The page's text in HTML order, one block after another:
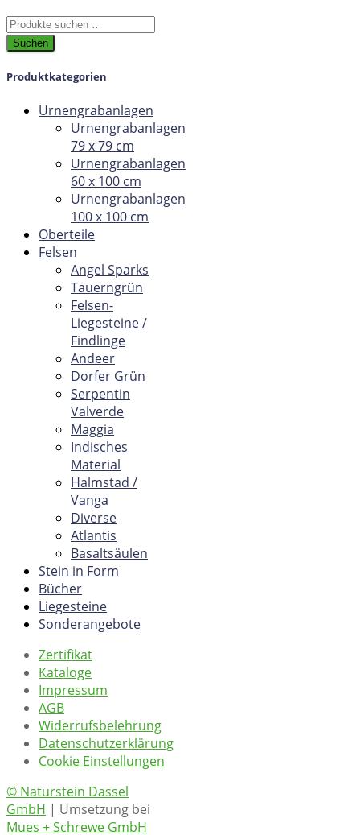
Suchen
nach:
Suchen
Produktkategorien
Urnengrabanlagen
Urnengrabanlagen
79 x 79 cm
Urnengrabanlagen
60 x 100 cm
Urnengrabanlagen
100 x 100 cm
Oberteile
Felsen
Angel Sparks
Tauerngrün
Felsen-
Liegesteine /
Findlinge
Andeer
Dorfer Grün
Serpentin
Valverde
Maggia
Indisches
Material
Halmstad /
Vanga
Diverse
Atlantis
Basaltsäulen
Stein in Form
Bücher
Liegesteine
Sonderangebote
Zertifikat
Kataloge
Impressum
AGB
Widerrufsbelehrung
Datenschutzerklärung
Cookie Einstellungen
© Naturstein Dassel
GmbH | Umsetzung bei
Mues + Schrewe GmbH